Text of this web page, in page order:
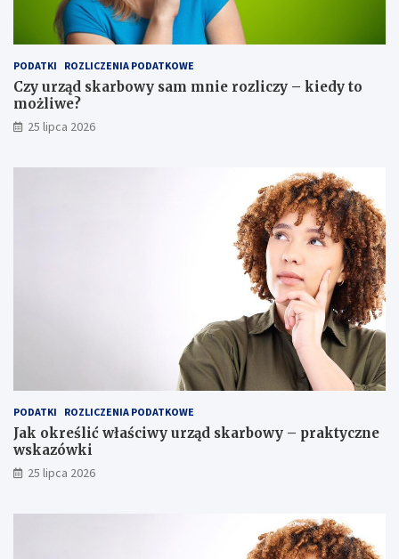
PODATKI ROZLICZENIA PODATKOWE
Czy urząd skarbowy sam mnie rozliczy – kiedy to
możliwe?
25 lipca 2026
PODATKI ROZLICZENIA PODATKOWE
Jak określić właściwy urząd skarbowy – praktyczne
wskazówki
25 lipca 2026